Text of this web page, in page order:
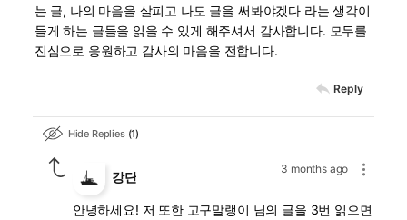
는 글, 나의 마음을 살피고 나도 글을 써봐야겠다 라는 생각이
들게 하는 글들을 읽을 수 있게 해주셔서 감사합니다. 모두를
진심으로 응원하고 감사의 마음을 전합니다.
Reply
Hide Replies 1
3 months ago
강단
안녕하세요! 저 또한 고구말랭이 님의 글을 3번 읽으면